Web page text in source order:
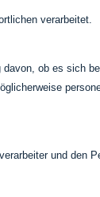
verarbeitet.
davon, ob es sich
und den